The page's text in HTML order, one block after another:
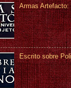
Armas
Escrito sobre